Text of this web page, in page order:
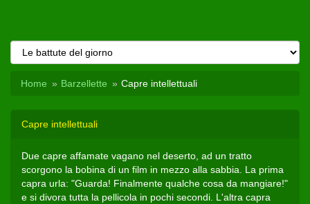
Home Barzellette Capre intellettuali
Capre intellettuali
Due capre affamate vagano nel deserto, ad un tratto
scorgono la bobina di un film in mezzo alla sabbia. La prima
capra urla: "Guarda! Finalmente qualche cosa da mangiare!"
e si divora tutta la pellicola in pochi secondi. L'altra capra